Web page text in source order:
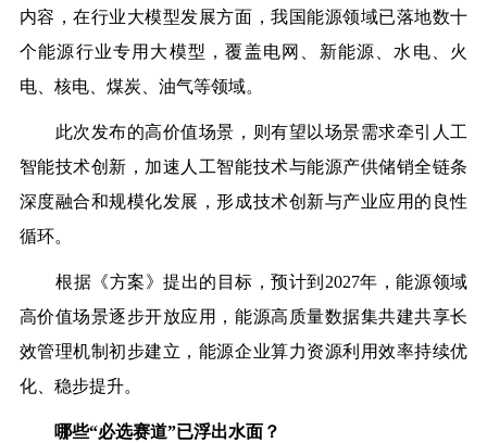
内容，在行业大模型发展方面，我国能源领域已落地数十
个能源行业专用大模型，覆盖电网、新能源、水电、火
电、核电、煤炭、油气等领域。
此次发布的高价值场景，则有望以场景需求牵引人工
智能技术创新，加速人工智能技术与能源产供储销全链条
深度融合和规模化发展，形成技术创新与产业应用的良性
循环。
根据《方案》提出的目标，预计到2027年，能源领域
高价值场景逐步开放应用，能源高质量数据集共建共享长
效管理机制初步建立，能源企业算力资源利用效率持续优
化、稳步提升。
哪些“必选赛道”已浮出水面？